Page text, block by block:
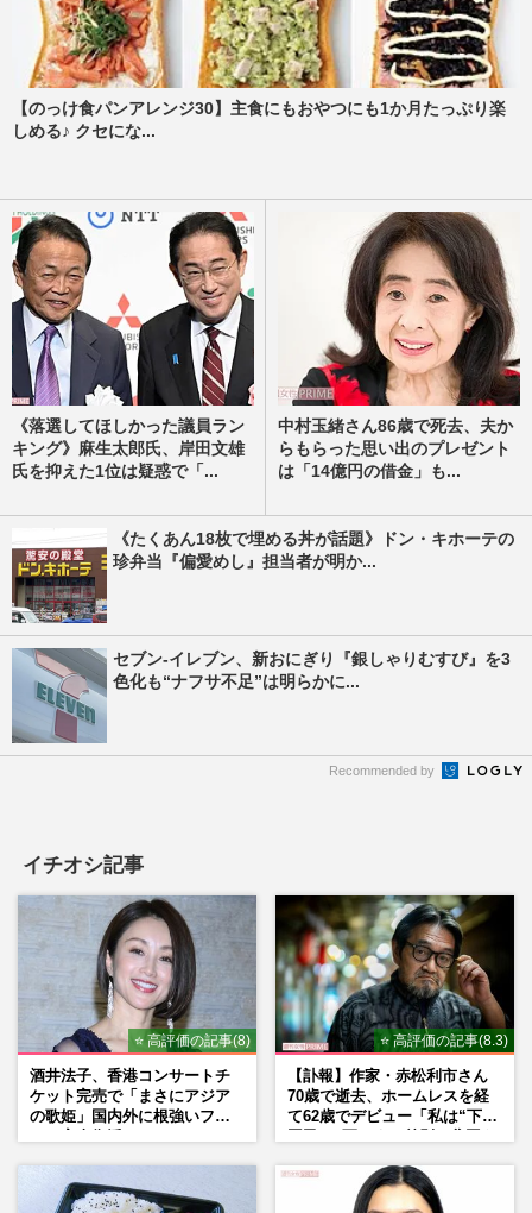
【のっけ食パンアレンジ30】主食にもおやつにも1か月たっぷり楽
しめる♪ クセにな...
《落選してほしかった議員ラン
キング》麻生太郎氏、岸田文雄
氏を抑えた1位は疑惑で「...
中村玉緒さん86歳で死去、夫か
らもらった思い出のプレゼント
は「14億円の借金」も...
《たくあん18枚で埋める丼が話題》ドン・キホーテの
珍弁当『偏愛めし』担当者が明か...
セブン-イレブン、新おにぎり『銀しゃりむすび』を3
色化も“ナフサ不足”は明らかに...
Recommended by
イチオシ記事
⭐ 高評価の記事(8)
酒井法子、香港コンサートチ
ケット完売で「まさにアジア
の歌姫」国内外に根強いファ
⭐ 高評価の記事(8.3)
【訃報】作家・赤松利市さん
70歳で逝去、ホームレスを経
て62歳でデビュー「私は“下級